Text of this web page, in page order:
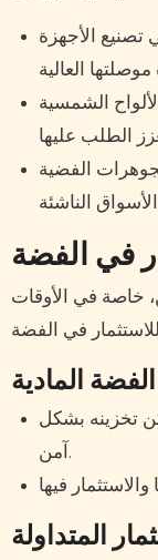
الأجهزة
الشمسية
الفضية
في الفضة
خاصة في الأوقات
المادية
تخزينه بشكل
آمن.
المتداولة